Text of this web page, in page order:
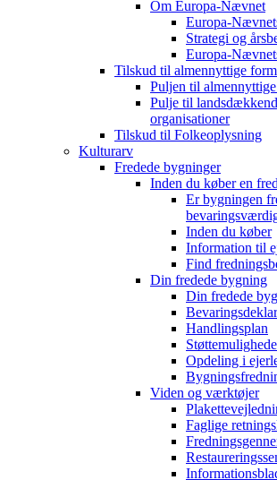
Om Europa-Nævnet
Europa-
Strategi og
Europa-
Tilskud til almennyttige
Puljen til
Pulje til
organisationer
Tilskud til Folkeoplysning
Kulturarv
Fredede bygninger
Inden du køber en
Er bygningen
Inden du køber
Information til
Find
Din fredede bygning
Din fredede
Handlingsplan
Opdeling i
Viden og værktøjer
Faglige